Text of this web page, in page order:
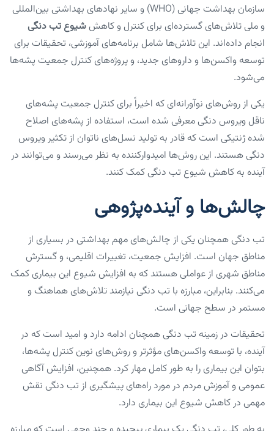
سازمان بهداشت جهانی (WHO) و سایر نهادهای بهداشتی بین‌المللی
و ملی تلاش‌های گسترده‌ای برای کنترل و کاهش شیوع تب دنگی
انجام داده‌اند. این تلاش‌ها شامل برنامه‌های آموزشی، تحقیقات برای
توسعه واکسن‌ها و داروهای جدید، و پروژه‌های کنترل جمعیت پشه‌ها
می‌شود.
یکی از روش‌های نوآورانه‌ای که اخیراً برای کنترل جمعیت پشه‌های
ناقل ویروس دنگی معرفی شده است، استفاده از پشه‌های اصلاح
شده ژنتیکی است که قادر به تولید نسل‌های ناتوان از تکثیر ویروس
دنگی هستند. این روش‌ها امیدوارکننده به نظر می‌رسند و می‌توانند در
آینده به کاهش شیوع تب دنگی کمک کنند.
چالش‌ها و آینده‌پژوهی
تب دنگی همچنان یکی از چالش‌های مهم بهداشتی در بسیاری از
مناطق جهان است. افزایش جمعیت، تغییرات اقلیمی، و گسترش
مناطق شهری از عواملی هستند که به افزایش شیوع این بیماری کمک
می‌کنند. بنابراین، مبارزه با تب دنگی نیازمند تلاش‌های هماهنگ و
مستمر در سطح جهانی است.
تحقیقات در زمینه تب دنگی همچنان ادامه دارد و امید است که در
آینده، با توسعه واکسن‌های مؤثرتر و روش‌های نوین کنترل پشه‌ها،
بتوان این بیماری را به طور کامل مهار کرد. همچنین، افزایش آگاهی
عمومی و آموزش مردم در مورد راه‌های پیشگیری از تب دنگی نقش
مهمی در کاهش شیوع این بیماری دارد.